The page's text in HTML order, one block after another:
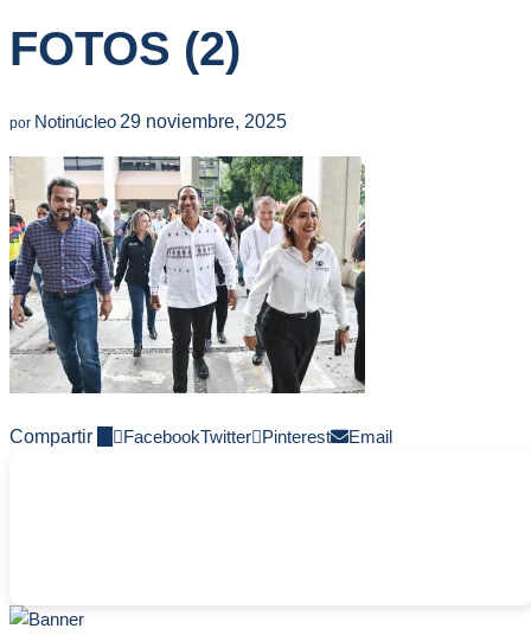
FOTOS (2)
por Notinúcleo 29 noviembre, 2025
Compartir FacebookTwitter Pinterest Email